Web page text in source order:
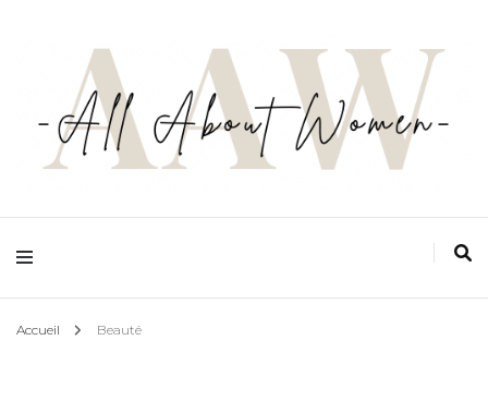
All about women
Accueil Beauté